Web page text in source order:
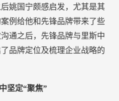
姚国宁颇感启发，尤其是其
例给他和先锋品牌带来了些
通之后，先锋品牌与里斯中
品牌定位及梳理企业战略的
坚定“聚焦”